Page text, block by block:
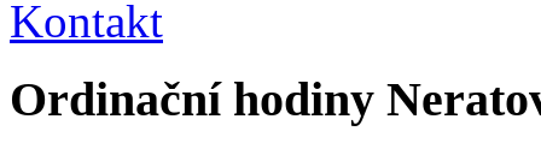
Kontakt
Ordinační hodiny